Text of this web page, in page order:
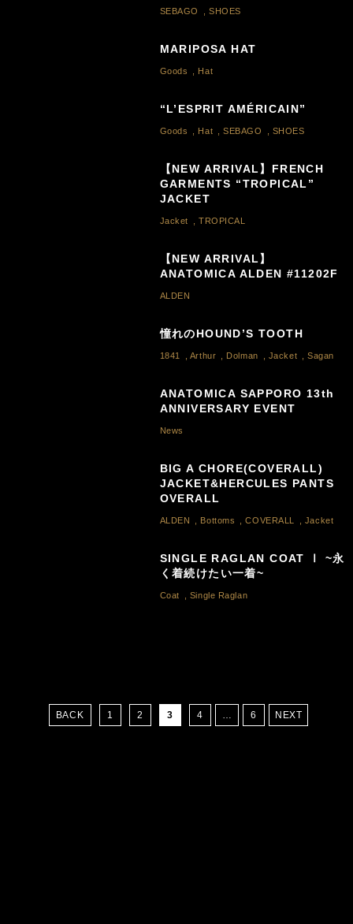
SEBAGO ,SHOES
MARIPOSA HAT
Goods Hat
“L’ESPRIT AMÉRICAIN”
Goods Hat ,SEBAGO SHOES
【NEW ARRIVAL】FRENCH
GARMENTS “TROPICAL”
JACKET
Jacket ,TROPICAL
【NEW ARRIVAL】
ANATOMICA ALDEN #11202F
ALDEN
憧れのHOUND’S TOOTH
1841 Arthur Dolman Jacket ,Sagan
ANATOMICA SAPPORO 13th
ANNIVERSARY EVENT
News
BIG A CHORE(COVERALL)
JACKET&HERCULES PANTS
OVERALL
ALDEN Bottoms ,COVERALL Jacket
SINGLE RAGLAN COAT Ⅰ ~永
く着続けたい一着~
Coat Single Raglan
BACK 1 2 3 4 … 6 NEXT